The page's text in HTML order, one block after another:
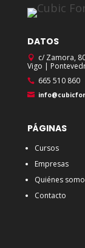
DATOS
c/ Zamora,
Vigo |
665 510 860
PÁGINAS
Cursos
Empresas
Quiénes
Contacto